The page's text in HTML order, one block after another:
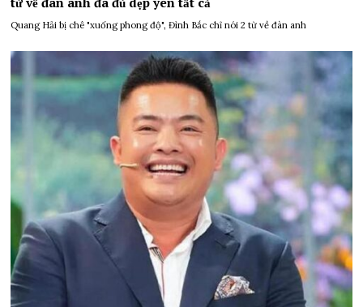
Quang Hải bị chê "xuống phong độ", Đình Bắc chỉ nói 2 từ về đàn anh